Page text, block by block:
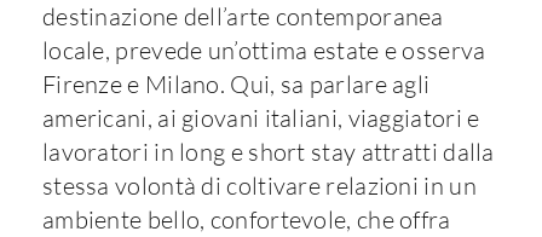
destinazione dell’arte contemporanea
locale, prevede un’ottima estate e osserva
Firenze e Milano. Qui, sa parlare agli
americani, ai giovani italiani, viaggiatori e
lavoratori in long e short stay attratti dalla
stessa volontà di coltivare relazioni in un
ambiente bello, confortevole, che offra